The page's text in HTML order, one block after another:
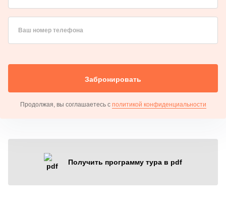
Ваш номер телефона
Забронировать
Продолжая, вы соглашаетесь с политикой конфиденциальности
Получить программу тура в pdf